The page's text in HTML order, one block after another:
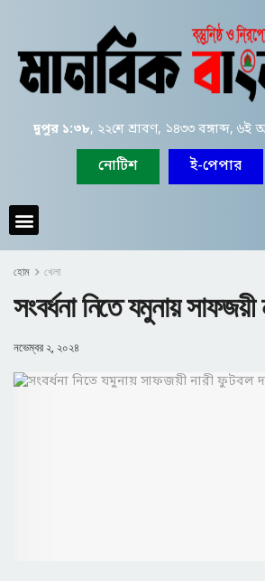
দুপুর ১:৩৮, ২২শে শ্রাবণ, ১৪৩৩ বঙ্গাব্দ, ৬ই
নোটিশ ই-পেপার
হোম খেলা
সংবর্ধনা নিতে যমুনায়
নভেম্বর ২, ২০২৪